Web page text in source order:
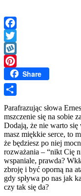
Facebook
Twitter
Wykop
PinterestShare
Parafrazując słowa
mszczenie się na sobie
Dodają, że nie warto się
masz miękkie serce, to
że będziesz po niej
rozważania – “nikt Cię
wspaniale, prawda?
zbroję i być oporną na
gdy spływa po nas jak
czy tak się da?